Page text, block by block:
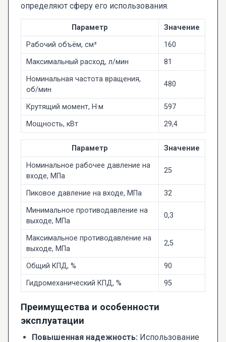
определяют сферу его использования.
Параметр
Значение
Рабочий объём, см³
160
Максимальный расход, л/мин
81
Номинальная частота вращения,
об/мин
480
Крутящий момент, Н·м
597
Мощность, кВт
29,4
Параметр
Значение
Номинальное рабочее давление на
входе, МПа
25
Пиковое давление на входе, МПа
32
Минимальное противодавление на
выходе, МПа
0,3
Максимальное противодавление на
выходе, МПа
2,5
Общий КПД, %
90
Гидромеханический КПД, %
95
Преимущества и особенности
эксплуатации
Повышенная надежность: Использование